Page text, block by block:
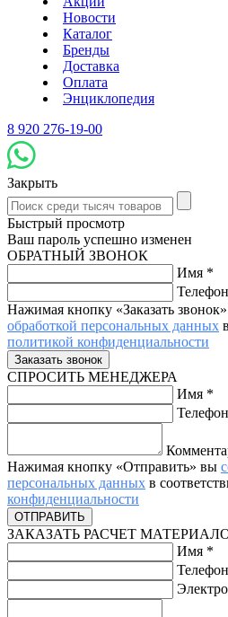
Новости
Каталог
Бренды
Доставка
Оплата
Энциклопедия
8 920 276-19-00
Закрыть
Быстрый просмотр
Ваш пароль успешно изменен
ОБРАТНЫЙ ЗВОНОК
Имя *
Телефон
Нажимая кнопку «Заказать
обработкой персональных данных
политикой конфиденциальности
СПРОСИТЬ МЕНЕДЖЕРА
Имя *
Телефон
Нажимая кнопку «Отправить» вы
персональных данных в
конфиденциальности
ЗАКАЗАТЬ РАСЧЕТ
Имя *
Телефон